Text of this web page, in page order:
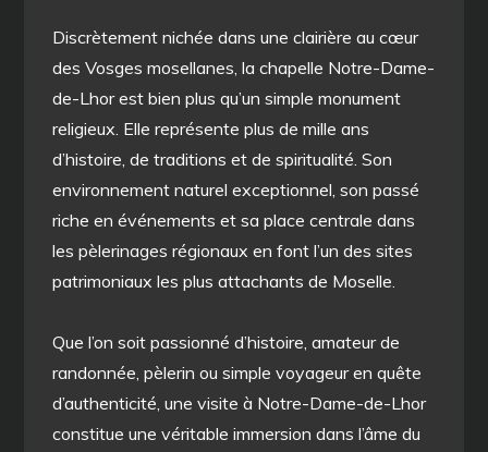
Discrètement nichée dans une clairière au cœur
des Vosges mosellanes, la chapelle Notre-Dame-
de-Lhor est bien plus qu’un simple monument
religieux. Elle représente plus de mille ans
d’histoire, de traditions et de spiritualité. Son
environnement naturel exceptionnel, son passé
riche en événements et sa place centrale dans
les pèlerinages régionaux en font l’un des sites
patrimoniaux les plus attachants de Moselle.
Que l’on soit passionné d’histoire, amateur de
randonnée, pèlerin ou simple voyageur en quête
d’authenticité, une visite à Notre-Dame-de-Lhor
constitue une véritable immersion dans l’âme du